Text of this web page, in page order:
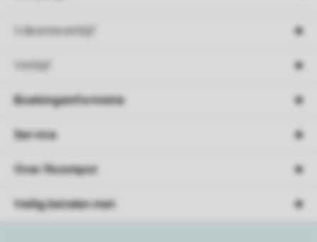
Vakantieverblijf
Verblijf
Boekingsinformatie
Service
Over Roompot
Veilig betalen met